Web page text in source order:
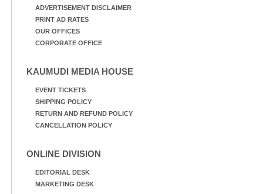
ADVERTISEMENT DISCLAIMER
PRINT AD RATES
OUR OFFICES
CORPORATE OFFICE
KAUMUDI MEDIA HOUSE
EVENT TICKETS
SHIPPING POLICY
RETURN AND REFUND POLICY
CANCELLATION POLICY
ONLINE DIVISION
EDITORIAL DESK
MARKETING DESK